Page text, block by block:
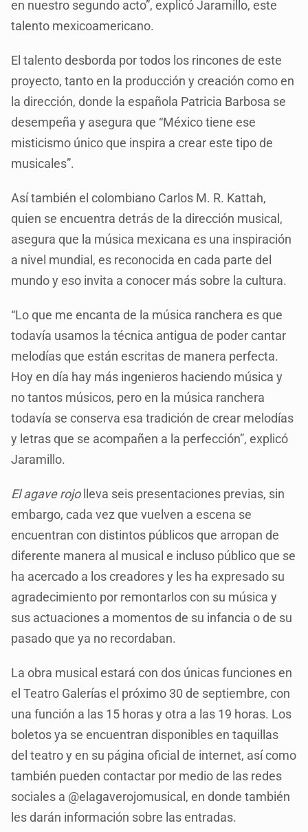
en nuestro segundo acto”, explicó Jaramillo, este
talento mexicoamericano.
El talento desborda por todos los rincones de este
proyecto, tanto en la producción y creación como en
la dirección, donde la española Patricia Barbosa se
desempeña y asegura que “México tiene ese
misticismo único que inspira a crear este tipo de
musicales”.
Así también el colombiano Carlos M. R. Kattah,
quien se encuentra detrás de la dirección musical,
asegura que la música mexicana es una inspiración
a nivel mundial, es reconocida en cada parte del
mundo y eso invita a conocer más sobre la cultura.
“Lo que me encanta de la música ranchera es que
todavía usamos la técnica antigua de poder cantar
melodías que están escritas de manera perfecta.
Hoy en día hay más ingenieros haciendo música y
no tantos músicos, pero en la música ranchera
todavía se conserva esa tradición de crear melodías
y letras que se acompañen a la perfección”, explicó
Jaramillo.
El agave rojolleva seis presentaciones previas, sin
embargo, cada vez que vuelven a escena se
encuentran con distintos públicos que arropan de
diferente manera al musical e incluso público que se
ha acercado a los creadores y les ha expresado su
agradecimiento por remontarlos con su música y
sus actuaciones a momentos de su infancia o de su
pasado que ya no recordaban.
La obra musical estará con dos únicas funciones en
el Teatro Galerías el próximo 30 de septiembre, con
una función a las 15 horas y otra a las 19 horas. Los
boletos ya se encuentran disponibles en taquillas
del teatro y en su página oficial de internet, así como
también pueden contactar por medio de las redes
sociales a @elagaverojomusical, en donde también
les darán información sobre las entradas.